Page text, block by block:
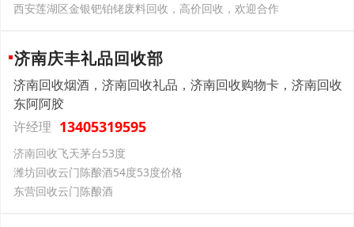
西安莲湖区金银钯铂铑废料回收，高价回收，欢迎合作
济南庆丰礼品回收部
济南回收烟酒，济南回收礼品，济南回收购物卡，济南回收
东阿阿胶
许经理 13405319595
济南回收飞天茅台53度
潍坊回收云门陈酿酒54度53度价格
东营回收云门陈酿酒